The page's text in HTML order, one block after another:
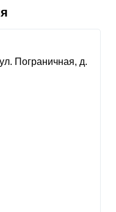
Пограничная, д.